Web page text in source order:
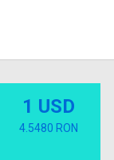
1 USD
4.5480 RON